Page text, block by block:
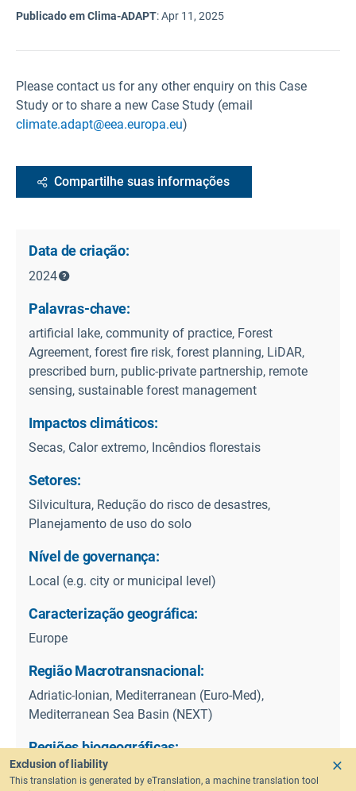
Publicado em Clima-ADAPT:Apr 11, 2025
Please contact us for any other enquiry on this Case
Study or to share a new Case Study (email
climate.adapt@eea.europa.eu)
Compartilhe suas informações
Data de criação:
2024
Palavras-chave:
artificial lake, community of practice, Forest
Agreement, forest fire risk, forest planning, LiDAR,
prescribed burn, public-private partnership, remote
sensing, sustainable forest management
Impactos climáticos:
Secas, Calor extremo, Incêndios florestais
Setores:
Silvicultura, Redução do risco de desastres,
Planejamento de uso do solo
Nível de governança:
Local (e.g. city or municipal level)
Caracterização geográfica:
Europe
Região Macrotransnacional:
Adriatic-Ionian, Mediterranean (Euro-Med),
Mediterranean Sea Basin (NEXT)
Regiões biogeográficas:
Mediterranean
Exclusion of liability
This translation is generated by eTranslation, a machine translation tool